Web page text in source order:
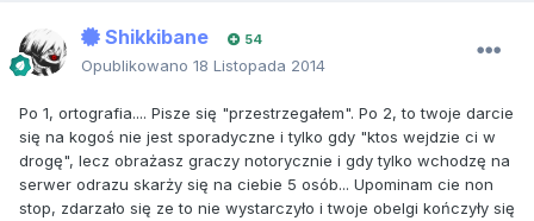
Shikkibane 54
Opublikowano 18 Listopada 2014
Po 1, ortografia.... Pisze się "przestrzegałem". Po 2, to twoje darcie
się na kogoś nie jest sporadyczne i tylko gdy "ktos wejdzie ci w
drogę", lecz obrażasz graczy notorycznie i gdy tylko wchodzę na
serwer odrazu skarży się na ciebie 5 osób... Upominam cie non
stop, zdarzało się ze to nie wystarczyło i twoje obelgi kończyły się